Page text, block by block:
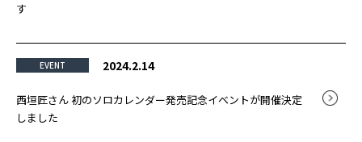
す
EVENT 2024.2.14
西垣匠さん 初のソロカレンダー発売記念イベントが開催決定
しました